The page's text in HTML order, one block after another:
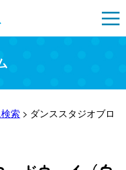
索 > ダンススタジオブロ